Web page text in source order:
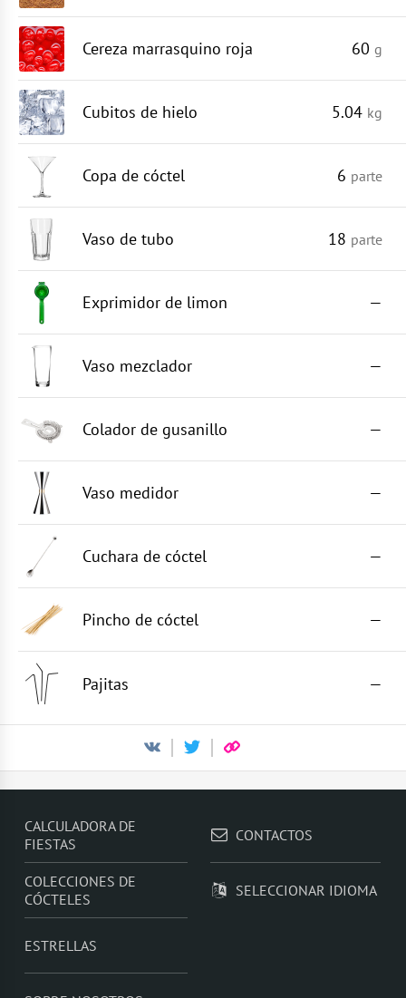
Cereza marrasquino roja 60 g
Cubitos de hielo 5.04 kg
Copa de cóctel 6 parte
Vaso de tubo 18 parte
Exprimidor de limon —
Vaso mezclador —
Colador de gusanillo —
Vaso medidor —
Cuchara de cóctel —
Pincho de cóctel —
Pajitas —
CALCULADORA DE
FIESTAS
COLECCIONES DE
CÓCTELES
ESTRELLAS
CONTACTOS
SELECCIONAR IDIOMA